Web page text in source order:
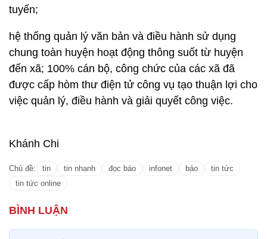
tuyến;
hệ thống quản lý văn bản và điều hành sử dụng
chung toàn huyện hoạt động thông suốt từ huyện
đến xã; 100% cán bộ, công chức của các xã đã
được cấp hòm thư điện tử công vụ tạo thuận lợi cho
việc quản lý, điều hành và giải quyết công việc.
Khánh Chi
Chủ đề: tin tin nhanh đọc báo infonet báo
tin tức
tin tức online